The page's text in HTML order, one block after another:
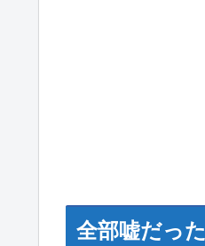
全部嘘だった